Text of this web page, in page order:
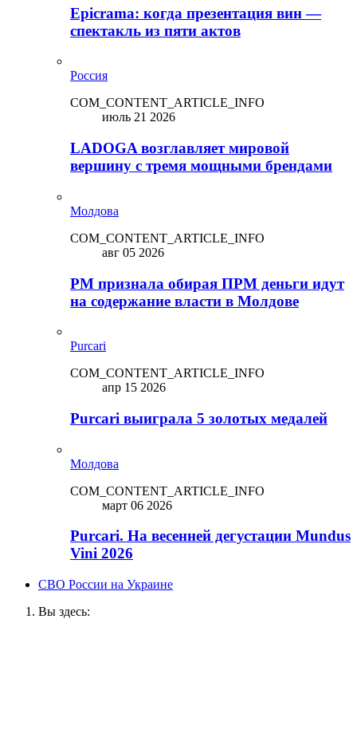
Epicrama: когда презентация вин —
спектакль из пяти актов
Россия
COM_CONTENT_ARTICLE_INFO
июль 21 2026
LADOGA возглавляет мировой
вершину с тремя мощными брендами
Молдова
COM_CONTENT_ARTICLE_INFO
авг 05 2026
PM признала обирая ПРМ деньги идут
на содержание власти в Молдове
Purcari
COM_CONTENT_ARTICLE_INFO
апр 15 2026
Purcari выиграла 5 золотых медалей
Молдова
COM_CONTENT_ARTICLE_INFO
март 06 2026
Purcari. На весенней дегустации Mundus
Vini 2026
СВО России на Украине
Вы здесь: